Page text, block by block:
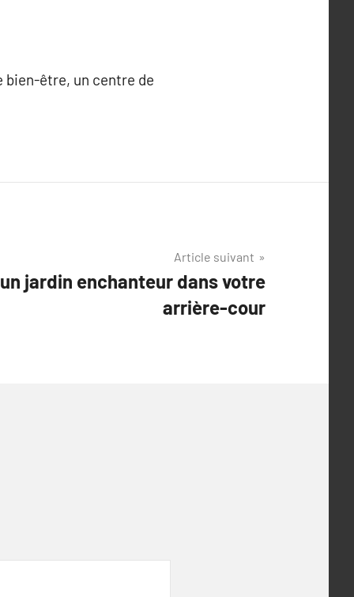
bien-être, un centre de
Article suivant
jardin enchanteur dans votre
arrière-cour